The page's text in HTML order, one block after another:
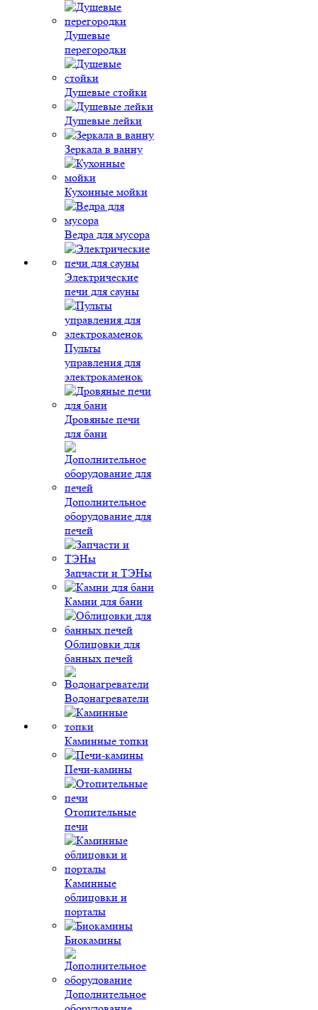
Душевые
перегородки
Душевые стойки
Душевые лейки
Зеркала в ванну
Кухонные мойки
Ведра для мусора
Электрические
печи для сауны
Пульты
управления для
электрокаменок
Дровяные печи
для бани
Дополнительное
оборудование для
печей
Запчасти и ТЭНы
Камни для бани
Облицовки для
банных печей
Водонагреватели
Каминные топки
Печи-камины
Отопительные
печи
Каминные
облицовки и
порталы
Биокамины
Дополнительное